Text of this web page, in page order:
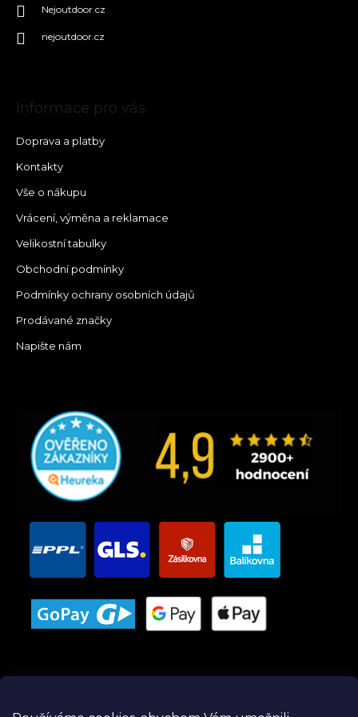
Nejoutdoor.cz
nejoutdoor.cz
Informace pro vás
Doprava a platby
Kontakty
Vše o nákupu
Vrácení, výměna a reklamace
Velikostní tabulky
Obchodní podmínky
Podmínky ochrany osobních údajů
Prodávané značky
Napište nám